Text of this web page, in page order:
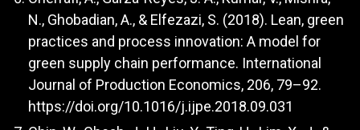
N., Ghobadian, A., & Elfezazi, S. (2018). Lean, green
practices and process innovation: A model for
green supply chain performance. International
Journal of Production Economics, 206, 79–92.
https://doi.org/10.1016/j.ijpe.2018.09.031